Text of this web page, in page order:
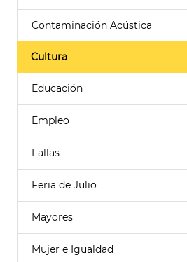
Contaminación Acústica
Cultura
Educación
Empleo
Fallas
Feria de Julio
Mayores
Mujer e Igualdad